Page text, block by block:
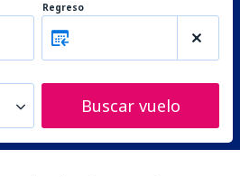
Regreso
Buscar vuelo